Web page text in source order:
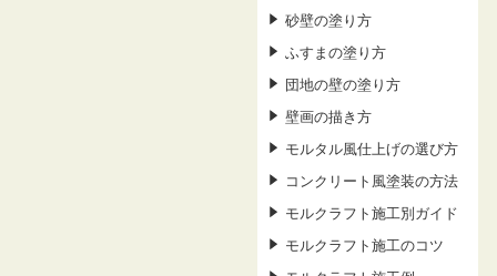
砂壁の塗り方
ふすまの塗り方
団地の壁の塗り方
壁画の描き方
モルタル風仕上げの選び方
コンクリート風塗装の方法
モルクラフト施工別ガイド
モルクラフト施工のコツ